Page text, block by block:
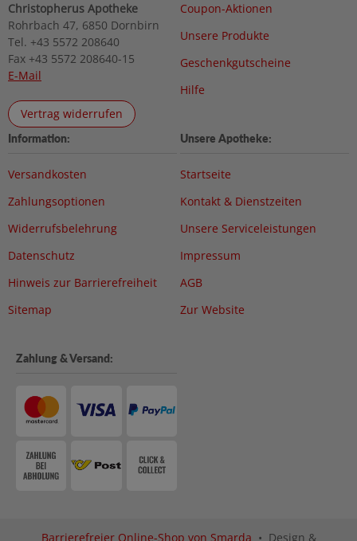
Christopherus Apotheke
Rohrbach 47, 6850 Dornbirn
Tel. +43 5572 208640
Fax +43 5572 208640-15
E-Mail
Vertrag widerrufen
Coupon-Aktionen
Unsere Produkte
Geschenkgutscheine
Hilfe
Information:
Versandkosten
Zahlungsoptionen
Widerrufsbelehrung
Datenschutz
Hinweis zur Barrierefreiheit
Sitemap
Unsere Apotheke:
Startseite
Kontakt & Dienstzeiten
Unsere Serviceleistungen
Impressum
AGB
Zur Website
Zahlung & Versand:
Barrierefreier Online-Shop von Smarda • Design &